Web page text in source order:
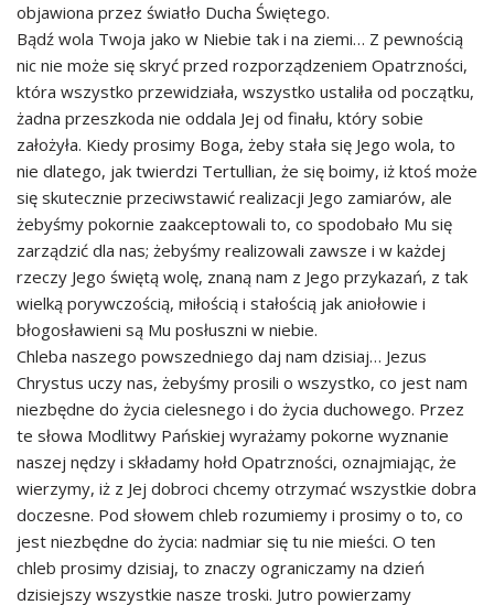
objawiona przez światło Ducha Świętego.
Bądź wola Twoja jako w Niebie tak i na ziemi… Z pewnością
nic nie może się skryć przed rozporządzeniem Opatrzności,
która wszystko przewidziała, wszystko ustaliła od początku,
żadna przeszkoda nie oddala Jej od finału, który sobie
założyła. Kiedy prosimy Boga, żeby stała się Jego wola, to
nie dlatego, jak twierdzi Tertullian, że się boimy, iż ktoś może
się skutecznie przeciwstawić realizacji Jego zamiarów, ale
żebyśmy pokornie zaakceptowali to, co spodobało Mu się
zarządzić dla nas; żebyśmy realizowali zawsze i w każdej
rzeczy Jego świętą wolę, znaną nam z Jego przykazań, z tak
wielką porywczością, miłością i stałością jak aniołowie i
błogosławieni są Mu posłuszni w niebie.
Chleba naszego powszedniego daj nam dzisiaj… Jezus
Chrystus uczy nas, żebyśmy prosili o wszystko, co jest nam
niezbędne do życia cielesnego i do życia duchowego. Przez
te słowa Modlitwy Pańskiej wyrażamy pokorne wyznanie
naszej nędzy i składamy hołd Opatrzności, oznajmiając, że
wierzymy, iż z Jej dobroci chcemy otrzymać wszystkie dobra
doczesne. Pod słowem chleb rozumiemy i prosimy o to, co
jest niezbędne do życia: nadmiar się tu nie mieści. O ten
chleb prosimy dzisiaj, to znaczy ograniczamy na dzień
dzisiejszy wszystkie nasze troski. Jutro powierzamy